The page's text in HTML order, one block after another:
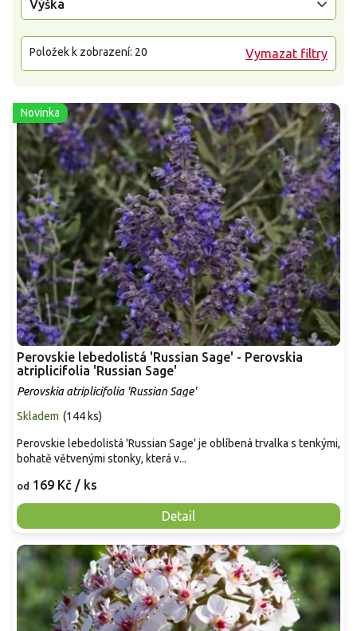
Výška
Vymazat filtry
Položek k zobrazení: 20
Novinka
Perovskie lebedolistá 'Russian Sage' - Perovskia
atriplicifolia 'Russian Sage'
Perovskia atriplicifolia 'Russian Sage'
Skladem (144 ks)
od 169 Kč / ks
Detail
Perovskie lebedolistá 'Russian Sage' je oblíbená trvalka s tenkými,
bohatě větvenými stonky, která v...